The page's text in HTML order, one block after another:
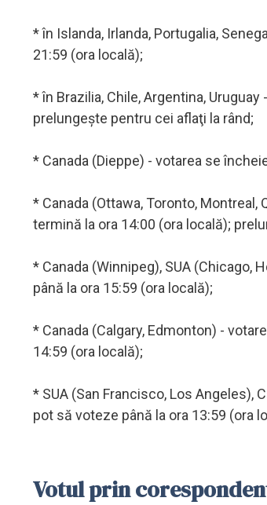
* în Islanda, Irlanda, Portugalia,
21:59 (ora locală);
* în Brazilia, Chile, Argentina,
prelungeşte pentru cei aflaţi la rând;
* Canada (Dieppe) - votarea se
* Canada (Ottawa, Toronto, Montreal,
termină la ora 14:00 (ora locală);
* Canada (Winnipeg), SUA (Chicago,
până la ora 15:59 (ora locală);
* Canada (Calgary, Edmonton) -
14:59 (ora locală);
* SUA (San Francisco, Los Angeles),
pot să voteze până la ora 13:59 (ora
Votul prin